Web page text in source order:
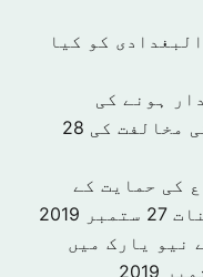
کو کیا
ہونے کی
مخالفت کی 28
کی حمایت کے
27 ستمبر 2019
نیو یارک میں